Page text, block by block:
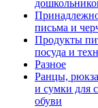
письма и
Продукты
посуда и
Разное
Ранцы,
и сумки для
обуви